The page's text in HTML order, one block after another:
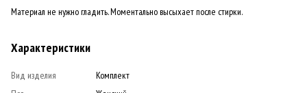
Материал не нужно гладить. Моментально высыхает после стирки.
Характеристики
Вид изделия
Комплект